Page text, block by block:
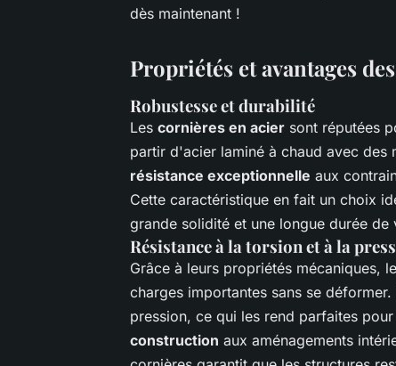
dès maintenant !
Propriétés et avantages
Robustesse et durabilité
Les cornières en acier sont réputées
partir d'acier laminé à chaud avec des
résistance exceptionnelle aux
Cette caractéristique en fait un choix
grande solidité et une longue durée
Résistance à la torsion et à la
Grâce à leurs propriétés mécaniques,
charges importantes sans se
pression, ce qui les rend parfaites
construction aux aménagements